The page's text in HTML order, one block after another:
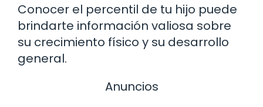
Conocer el percentil de tu hijo puede
brindarte información valiosa sobre
su crecimiento físico y su desarrollo
general.
Anuncios